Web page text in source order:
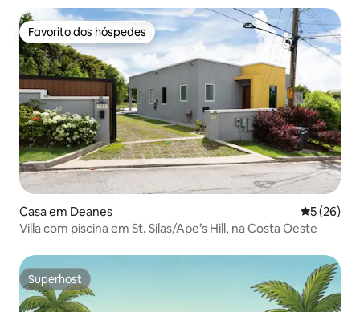
Favorito dos hóspedes
Favorito dos hóspedes
Casa em Deanes
5 (26)
Villa com piscina em St. Silas/Ape’s Hill, na Costa Oeste
Superhost
Superhost